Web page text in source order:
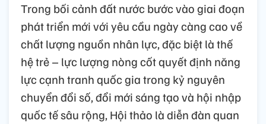
Trong bối cảnh đất nước bước vào giai đoạn
phát triển mới với yêu cầu ngày càng cao về
chất lượng nguồn nhân lực, đặc biệt là thế
hệ trẻ – lực lượng nòng cốt quyết định năng
lực cạnh tranh quốc gia trong kỷ nguyên
chuyển đổi số, đổi mới sáng tạo và hội nhập
quốc tế sâu rộng, Hội thảo là diễn đàn quan